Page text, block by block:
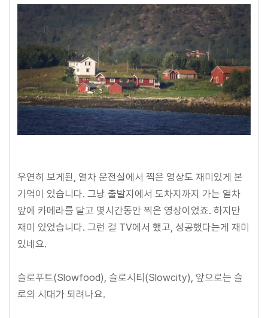
우연히 보게된, 열차 운전실에서 찍은 영상도 재미있게 본
기억이 있습니다. 그냥 출발지에서 도차지까지 가는 열차
앞에 카메라를 달고 몇시간동안 찍은 영상이었죠. 하지만
재미 있었습니다. 그런 걸 TV에서 했고, 성공했다는게 재미
있네요.
슬로푸트(Slowfood), 슬로시티(Slowcity), 앞으로는 슬
로의 시대가 되려나요.